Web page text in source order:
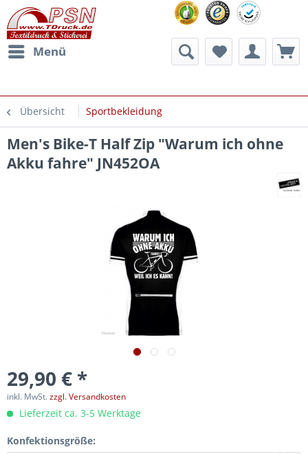
Menü
Übersicht Sportbekleidung
Men's Bike-T Half Zip "Warum ich ohne
Akku fahre" JN452OA
29,90 € *
inkl. MwSt.zzgl. Versandkosten
Lieferzeit ca. 3-5 Werktage
Konfektionsgröße: